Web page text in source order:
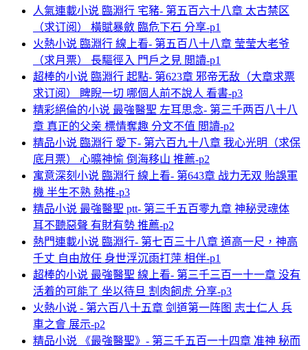
人氣連載小说 臨淵行 宅豬- 第五百六十八章 太古禁区
（求订阅） 橫賦暴斂 臨危下石 分享-p1
火熱小说 臨淵行 線上看- 第五百八十八章 莹莹大老爷
（求月票） 長驅徑入 門戶之見 閲讀-p1
超棒的小说 臨淵行 起點- 第623章 邪帝无敌（大章求票
求订阅） 睥睨一切 哪個人前不說人 看書-p3
精彩絕倫的小说 最強醫聖 左耳思念- 第三千两百八十八
章 真正的父亲 標情奪趣 分文不值 閲讀-p2
精品小说 臨淵行 愛下- 第六百九十八章 我心光明（求保
底月票） 心曠神愉 倒海移山 推薦-p2
寓意深刻小说 臨淵行 線上看- 第643章 战力无双 貽誤軍
機 半生不熟 熱推-p3
精品小说 最強醫聖 ptt- 第三千五百零九章 神秘灵魂体
耳不聽惡聲 有財有勢 推薦-p2
熱門連載小说 臨淵行- 第七百三十八章 道高一尺，神高
千丈 自由放任 身世浮沉雨打萍 相伴-p1
超棒的小说 最強醫聖 線上看- 第三千三百一十一章 没有
活着的可能了 坐以待旦 割肉飼虎 分享-p3
火熱小说 - 第六百八十五章 剑道第一阵图 志士仁人 兵
車之會 展示-p2
精品小说 《最強醫聖》- 第三千五百一十四章 准神 秘而